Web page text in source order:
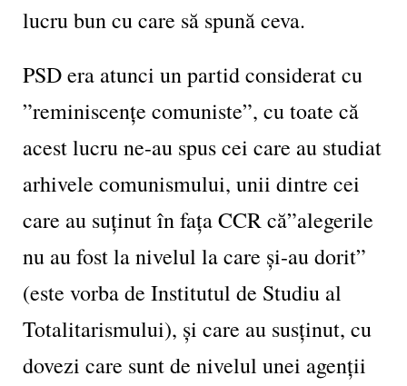
lucru bun cu care să spună ceva.
PSD era atunci un partid considerat cu
”reminiscențe comuniste”, cu toate că
acest lucru ne-au spus cei care au studiat
arhivele comunismului, unii dintre cei
care au suținut în fața CCR că”alegerile
nu au fost la nivelul la care și-au dorit”
(este vorba de Institutul de Studiu al
Totalitarismului), și care au susținut, cu
dovezi care sunt de nivelul unei agenții